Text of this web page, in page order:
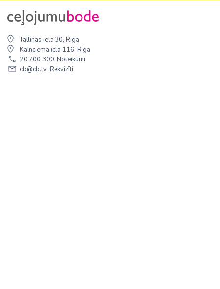
Tallinas iela 30, Rīga
Kalnciema iela 116, Rīga
20 700 300 Noteikumi
cb@cb.lv Rekvizīti